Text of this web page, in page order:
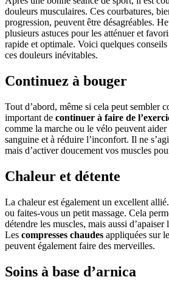
douleurs musculaires. Ces courbatures,
progression, peuvent être désagréables.
plusieurs astuces pour les atténuer et
rapide et optimale. Voici quelques
ces douleurs inévitables.
Continuez à bouger
Tout d’abord, même si cela peut sembler
important de continuer à faire de
comme la marche ou le vélo peuvent
sanguine et à réduire l’inconfort. Il ne
mais d’activer doucement vos muscles
Chaleur et détente
La chaleur est également un excellent
ou faites-vous un petit massage. Cela
détendre les muscles, mais aussi d’apaiser
Les compresses chaudes appliquées sur
peuvent également faire des merveilles.
Soins à base d’arnica